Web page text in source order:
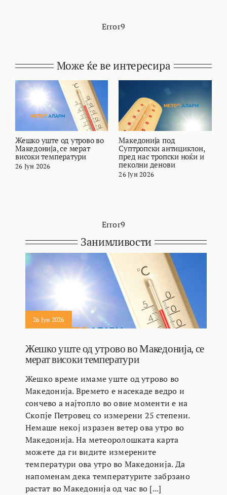
Error9
Може ќе ве интересира
Жешко уште од утрово во
Македонија, се мерат
високи температури
26 Јун 2026
Македонија под
Суптропски антициклон,
пред нас тропски ноќи и
пеколни денови
26 Јун 2026
Error9
Занимливости
26 Јун 2026
Жешко уште од утрово во Македонија, се
мерат високи температури
Жешко време имаме уште од утрово во
Македонија. Времето е насекаде ведро и
сончево а најтопло во овие моменти е на
Скопје Петровец со измерени 25 степени.
Немаше некој изразен ветер ова утро во
Македонија. На метеоролошката карта
можете да ги видите измерените
температури ова утро во Македонија. Да
напоменам дека температурите забрзано
растат во Македонија од час во [...]